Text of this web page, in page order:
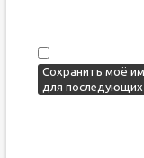
Сохранить моё
для